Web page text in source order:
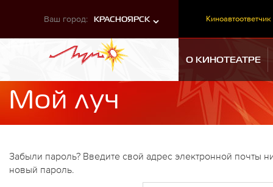
Ваш город: КРАСНОЯРСК Киноавтоответчик
О КИНОТЕАТРЕ
Мой луч
Забыли пароль? Введите свой адрес электронной почты
новый пароль.